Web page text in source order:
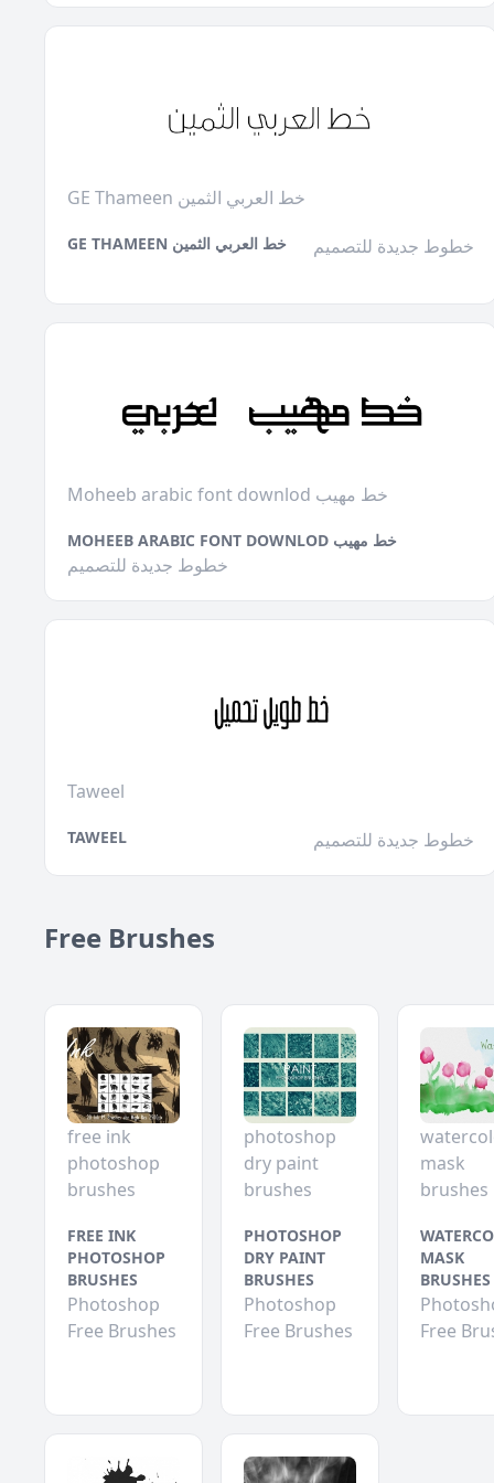
GE Thameen خط العربي الثمين
GE THAMEEN خط العربي الثمين خطوط جديدة للتصميم
Moheeb arabic font downlod خط مهيب
MOHEEB ARABIC FONT DOWNLOD خط مهيب
خطوط جديدة للتصميم
Taweel
TAWEEL خطوط جديدة للتصميم
Free Brushes
free ink
photoshop
brushes
FREE INK
PHOTOSHOP
BRUSHES
Photoshop
Free Brushes
photoshop
dry paint
brushes
PHOTOSHOP
DRY PAINT
BRUSHES
Photoshop
Free Brushes
mask
brushes
MASK
BRUSHES
Free